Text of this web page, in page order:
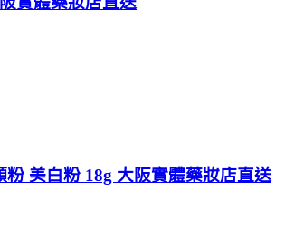
美白粉 18g 大阪實體藥妝店直送